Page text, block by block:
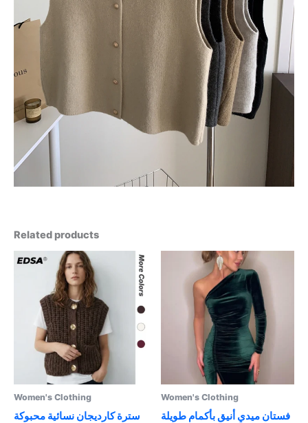
Related products
Women's Clothing
سترة كارديجان نسائية محبوكة
Women's Clothing
فستان ميدي أنيق بأكمام طويلة